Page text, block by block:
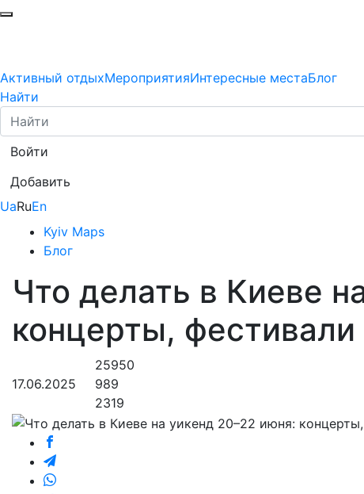
Активный отдыхМероприятияИнтересные местаБлог
Найти
Войти
Добавить
UaRuEn
Kyiv Maps
Блог
Что делать в Киеве
концерты, фестивали
17.06.2025
25950
989
2319